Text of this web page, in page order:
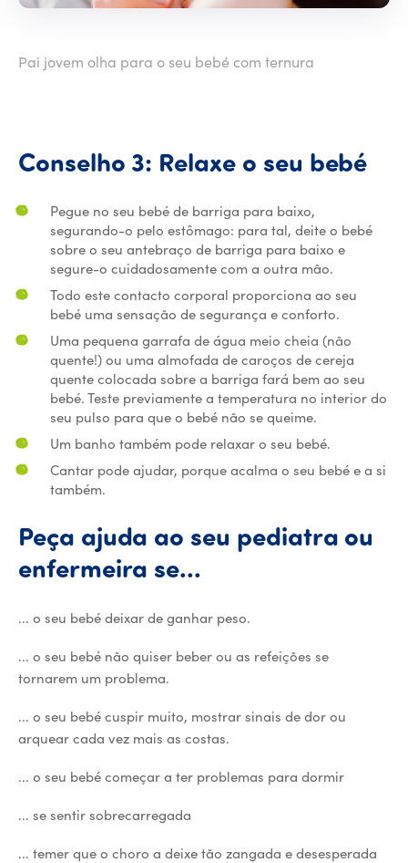
Pai jovem olha para o seu bebé com ternura
Conselho 3: Relaxe o seu bebé
Pegue no seu bebé de barriga para baixo,
segurando-o pelo estômago: para tal, deite o bebé
sobre o seu antebraço de barriga para baixo e
segure-o cuidadosamente com a outra mão.
Todo este contacto corporal proporciona ao seu
bebé uma sensação de segurança e conforto.
Uma pequena garrafa de água meio cheia (não
quente!) ou uma almofada de caroços de cereja
quente colocada sobre a barriga fará bem ao seu
bebé. Teste previamente a temperatura no interior do
seu pulso para que o bebé não se queime.
Um banho também pode relaxar o seu bebé.
Cantar pode ajudar, porque acalma o seu bebé e a si
também.
Peça ajuda ao seu pediatra ou
enfermeira se...
... o seu bebé deixar de ganhar peso.
... o seu bebé não quiser beber ou as refeições se
tornarem um problema.
... o seu bebé cuspir muito, mostrar sinais de dor ou
arquear cada vez mais as costas.
... o seu bebé começar a ter problemas para dormir
... se sentir sobrecarregada
... temer que o choro a deixe tão zangada e desesperada